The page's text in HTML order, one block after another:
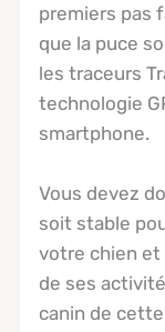
premiers pas
que la puce
les traceurs
technologie
smartphone.
Vous devez
soit stable
votre chien et
de ses
canin de